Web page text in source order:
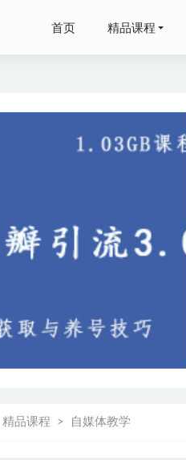
首页 精品课程
精品课程 自媒体教学
有声
2024
2024
2024